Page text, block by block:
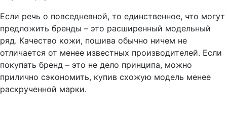
Если речь о повседневной, то единственное, что могут
предложить бренды – это расширенный модельный
ряд. Качество кожи, пошива обычно ничем не
отличается от менее известных производителей. Если
покупать бренд – это не дело принципа, можно
прилично сэкономить, купив схожую модель менее
раскрученной марки.